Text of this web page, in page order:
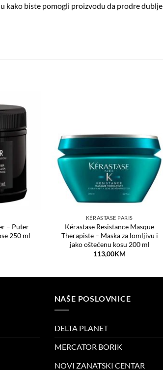
kako biste pomogli proizvodu da prodre dublje.
Dodaj
na
listu
– Puter
250 ml
želja
KÉRASTASE PARIS
Kérastase Resistance Masque
Therapiste – Maska za lomljivu i
jako oštećenu kosu 200 ml
113,00KM
NAŠE POSLOVNICE
DELTA PLANET
MERCATOR BORIK
NOVI ZANATSKI CENTAR